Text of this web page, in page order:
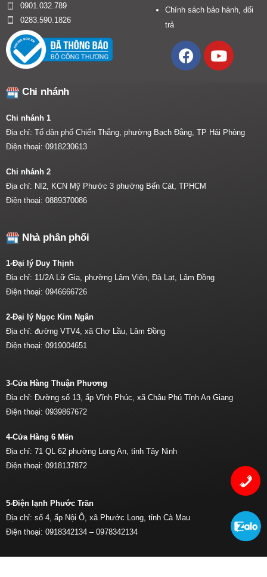
0901.032.789
0283.590.1826
Chính sách bảo hành, đổi
trả
Chi nhánh
Chi nhánh 1
Địa chỉ: Tổ dân phố Chiến Thắng, phường Bạch Đằng, TP Hải Phòng
Điện thoại: 0918230613
Chi nhánh 2
Địa chỉ: NI2, KCN Mỹ Phước 3 phường Bến Cát, TPHCM
Điện thoại: 0889370086
Nhà phân phối
1-Đại lý Duy Thịnh
Địa chỉ: 11/2A Lữ Gia, phường Lâm Viên, Đà Lạt, Lâm Đồng
Điện thoại: 0946666726
2-Đại lý Ngọc Kim Ngân
Địa chỉ: đường VTV4, xã Chợ Lầu, Lâm Đồng
Điện thoại: 0919004651
3-Cửa Hàng Thuận Phương
Địa chỉ: Đường số 13, ấp Vĩnh Phúc, xã Châu Phú Tỉnh An Giang
Điện thoại: 0939867672
4-Cửa Hàng 6 Mến
Địa chỉ: 71 QL 62 phường Long An, tỉnh Tây Ninh
Điện thoại: 0918137872
5-Điện lạnh Phước Trần
Địa chỉ: số 4, ấp Nội Ô, xã Phước Long, tỉnh Cà Mau
Điện thoại: 0918342134 – 0978342134